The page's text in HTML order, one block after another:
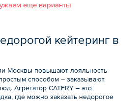
еще варианты
кейтеринг в
Москвы повышают лояльность
способом – заказывают
Агрегатор CATERY – это
где можно заказать недорогое